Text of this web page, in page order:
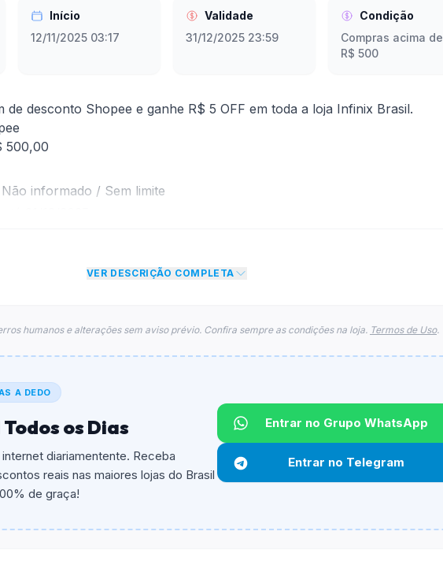
Início
12/11/2025 03:17
Validade
31/12/2025 23:59
Condição
Compras acima de
R$ 500
de desconto Shopee e ganhe R$ 5 OFF em toda a loja Infinix Brasil.
500,00
Não informado / Sem limite
sobre restrição de teto máximo para esse cupom.
é R$ 500,00.
limite.
VER DESCRIÇÃO COMPLETA
humanos e alterações sem aviso prévio. Confira sempre as condições na loja. Termos de Uso.
A DEDO
os Dias
diariamentente. Receba
reais nas maiores lojas do Brasil
de graça!
Entrar no Grupo WhatsApp
Entrar no Telegram